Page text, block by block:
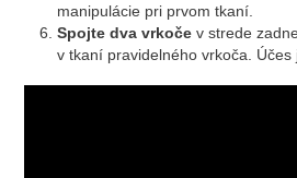
manipulácie pri prvom tkaní.
Spojte dva vrkoče v strede
v tkaní pravidelného vrkoča. Účes